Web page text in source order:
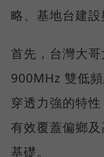
略、基地台建設
首先，台灣大
900MHz 雙低
穿透力強的特
有效覆蓋偏鄉
基礎。